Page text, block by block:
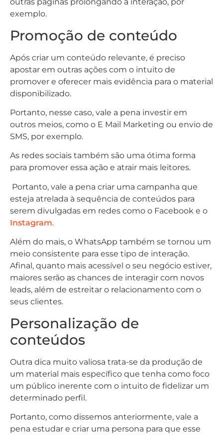
exemplo.
Promoção de conteúdo
Após criar um conteúdo relevante, é preciso
apostar em outras ações com o intuito de
promover e oferecer mais evidência para o material
disponibilizado.
Portanto, nesse caso, vale a pena investir em
outros meios, como o E Mail Marketing ou envio de
SMS, por exemplo.
As redes sociais também são uma ótima forma
para promover essa ação e atrair mais leitores.
Portanto, vale a pena criar uma campanha que
esteja atrelada à sequência de conteúdos para
serem divulgadas em redes como o Facebook e o
Instagram.
Além do mais, o WhatsApp também se tornou um
meio consistente para esse tipo de interação.
Afinal, quanto mais acessível o seu negócio estiver,
maiores serão as chances de interagir com novos
leads, além de estreitar o relacionamento com o
seus clientes.
Personalização de
conteúdos
Outra dica muito valiosa trata-se da produção de
um material mais específico que tenha como foco
um público inerente com o intuito de fidelizar um
determinado perfil.
Portanto, como dissemos anteriormente, vale a
pena estudar e criar uma persona para que esse